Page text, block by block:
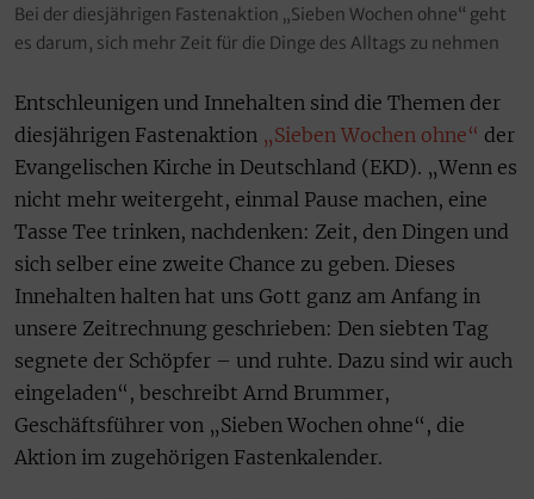
Bei der diesjährigen Fastenaktion „Sieben Wochen ohne“ geht
es darum, sich mehr Zeit für die Dinge des Alltags zu nehmen
Entschleunigen und Innehalten sind die Themen der
diesjährigen Fastenaktion „Sieben Wochen ohne“ der
Evangelischen Kirche in Deutschland (EKD). „Wenn es
nicht mehr weitergeht, einmal Pause machen, eine
Tasse Tee trinken, nachdenken: Zeit, den Dingen und
sich selber eine zweite Chance zu geben. Dieses
Innehalten halten hat uns Gott ganz am Anfang in
unsere Zeitrechnung geschrieben: Den siebten Tag
segnete der Schöpfer – und ruhte. Dazu sind wir auch
eingeladen“, beschreibt Arnd Brummer,
Geschäftsführer von „Sieben Wochen ohne“, die
Aktion im zugehörigen Fastenkalender.